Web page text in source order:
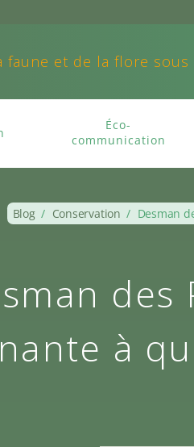
faune et de la flore sous
Éco-
communication
Blog/ Conservation / Desman
des
à